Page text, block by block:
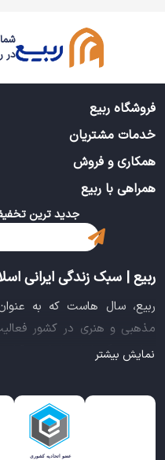
در
فروشگاه ربیع
خدمات مشتریان
همکاری و فروش
همراهی با ربیع
جدید ترین
ربیع | سبک زندگی ایرانی
ربیع، سال هاست که به
مذهبی و هنری در کشور
سبک زندگی ایرانی اسلامی قرار
شما را برای خرید اینترنتی
ایده خلاقانه عرضه محصولات
نمایش بیشتر